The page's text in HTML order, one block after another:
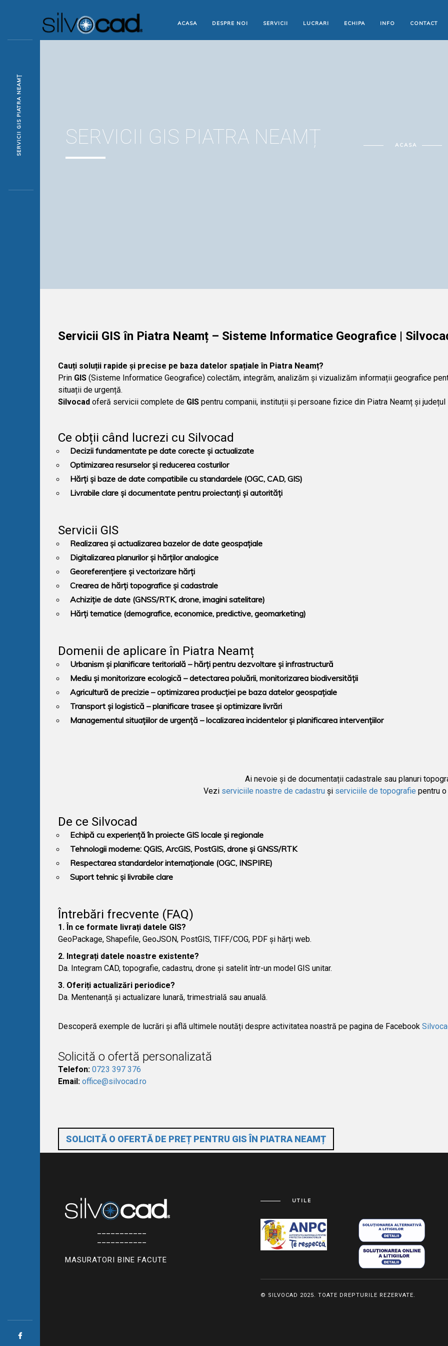
ACASA DESPRE NOI SERVICII LUCRARI ECHIPA INFO CONTACT
SERVICII GIS PIATRA NEAMȚ ACASA
Servicii GIS în Piatra Neamț – Sisteme Informatice Geografice |
Cauți soluții rapide și precise pe baza datelor spațiale în Piatra Neamț?
Prin GIS(Sisteme Informatice Geografice) colectăm, integrăm, analizăm și vizualizăm informații geografice
situații de urgență.
Silvocadoferă servicii complete de GISpentru companii, instituții și persoane fizice din Piatra Neamț și județul
Ce obții când lucrezi cu Silvocad
Decizii fundamentate pe date corecte și actualizate
Optimizarea resurselor și reducerea costurilor
Hărți și baze de date compatibile cu standardele (OGC, CAD, GIS)
Livrabile clare și documentate pentru proiectanți și autorități
Servicii GIS
Realizarea și actualizarea bazelor de date geospațiale
Digitalizareaplanurilor și hărților analogice
Georeferențiereși vectorizarehărți
Crearea de hărți topografice și cadastrale
Achiziție de date(GNSS/RTK, drone, imagini satelitare)
Hărți tematice(demografice, economice, predictive, geomarketing)
Domenii de aplicare în Piatra Neamț
Urbanism și planificare teritorială – hărți pentru dezvoltare și infrastructură
Mediu și monitorizare ecologică – detectarea poluării, monitorizarea biodiversității
Agricultură de precizie– optimizarea producției pe baza datelor geospațiale
Transport și logistică – planificare trasee și optimizare livrări
Managementul situațiilor de urgență – localizarea incidentelor și planificarea intervențiilor
Ai nevoie și de documentații cadastrale sau planuri
Vezi serviciile noastre de cadastruși serviciile de topografie pentru
De ce Silvocad
Echipă cu experiență în proiecte GIS locale și regionale
Tehnologii moderne: QGIS, ArcGIS, PostGIS, drone și GNSS/RTK
Respectarea standardelor internaționale (OGC, INSPIRE)
Suport tehnic și livrabile clare
Întrebări frecvente (FAQ)
1. În ce formate livrați datele GIS?
GeoPackage, Shapefile, GeoJSON, PostGIS, TIFF/COG, PDF și hărți web.
2. Integrați datele noastre existente?
Da. Integram CAD, topografie, cadastru, drone și satelit într-un model GIS unitar.
3. Oferiți actualizări periodice?
Da. Mentenanță și actualizare lunară, trimestrială sau anuală.
Descoperă exemple de lucrări și află ultimele noutăți despre activitatea noastră pe pagina de Facebook
Solicită o ofertă personalizată
Telefon: 0723 397 376
Email: office@silvocad.ro
SOLICITĂ O OFERTĂ DE PREȚ PENTRU GIS ÎN PIATRA NEAMȚ
MASURATORI BINE FACUTE
UTILE
© SILVOCAD 2025. TOATE DREPTURILE REZERVATE.
SERVICII GIS PIATRA NEAMȚ